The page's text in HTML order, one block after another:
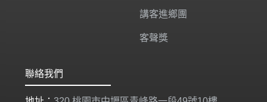
講客進鄉團
客聲獎
聯絡我們